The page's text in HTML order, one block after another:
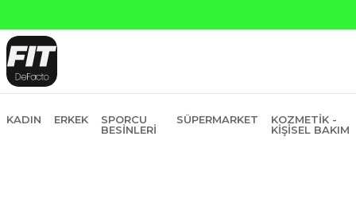
KADIN ERKEK
SPORCU
BESINLERI
SÜPERMARKET
KOZMETIK -
KIŞISEL BAKIM